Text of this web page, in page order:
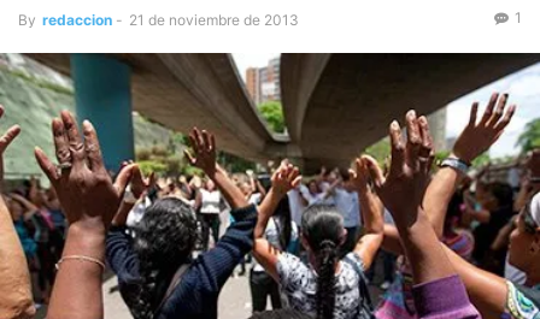
By redaccion - 21 de noviembre de 2013 1